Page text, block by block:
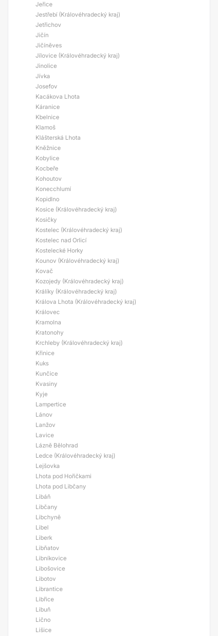
Jeřice
Jestřebí (Královéhradecký kraj)
Jetřichov
Jičín
Jičíněves
Jílovice (Královéhradecký kraj)
Jinolice
Jívka
Josefov
Kacákova Lhota
Káranice
Kbelnice
Klamoš
Klášterská Lhota
Kněžnice
Kobylice
Kocbeře
Kohoutov
Konecchlumí
Kopidlno
Kosice (Královéhradecký kraj)
Kosičky
Kostelec (Královéhradecký kraj)
Kostelec nad Orlicí
Kostelecké Horky
Kounov (Královéhradecký kraj)
Kovač
Kozojedy (Královéhradecký kraj)
Králíky (Královéhradecký kraj)
Králova Lhota (Královéhradecký kraj)
Královec
Kramolna
Kratonohy
Krchleby (Královéhradecký kraj)
Křinice
Kuks
Kunčice
Kvasiny
Kyje
Lampertice
Lánov
Lanžov
Lavice
Lázně Bělohrad
Ledce (Královéhradecký kraj)
Lejšovka
Lhota pod Hořičkami
Lhota pod Libčany
Libáň
Libčany
Libchyně
Libel
Liberk
Libňatov
Libníkovice
Libošovice
Libotov
Librantice
Libřice
Libuň
Lično
Lišice